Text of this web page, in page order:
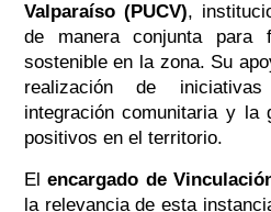
Valparaíso (PUCV),
de manera conjunta para
sostenible en la zona. Su
realización de
integración comunitaria y la
positivos en el territorio.
Elencargado de
la relevancia de esta